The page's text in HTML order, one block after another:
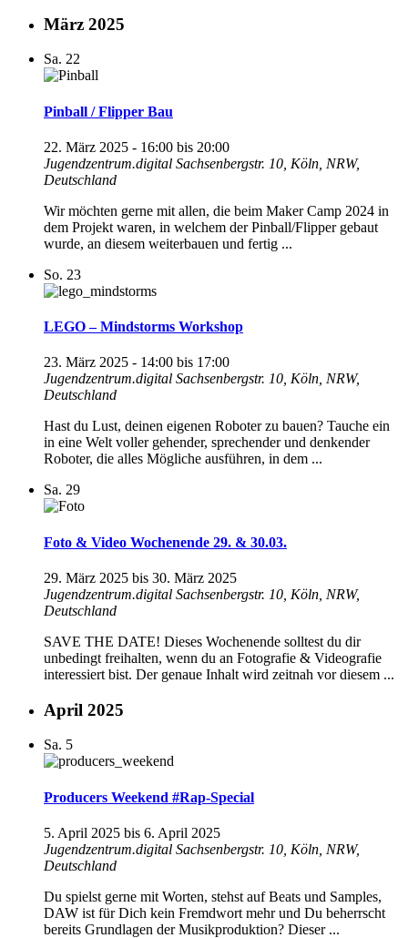
März 2025
Sa. 22
Pinball / Flipper Bau
22. März 2025 - 16:00 bis 20:00
Jugendzentrum.digital Sachsenbergstr. 10, Köln, NRW,
Deutschland
Wir möchten gerne mit allen, die beim Maker Camp 2024 in
dem Projekt waren, in welchem der Pinball/Flipper gebaut
wurde, an diesem weiterbauen und fertig ...
So. 23
LEGO – Mindstorms Workshop
23. März 2025 - 14:00 bis 17:00
Jugendzentrum.digital Sachsenbergstr. 10, Köln, NRW,
Deutschland
Hast du Lust, deinen eigenen Roboter zu bauen? Tauche ein
in eine Welt voller gehender, sprechender und denkender
Roboter, die alles Mögliche ausführen, in dem ...
Sa. 29
Foto & Video Wochenende 29. & 30.03.
29. März 2025 bis 30. März 2025
Jugendzentrum.digital Sachsenbergstr. 10, Köln, NRW,
Deutschland
SAVE THE DATE! Dieses Wochenende solltest du dir
unbedingt freihalten, wenn du an Fotografie & Videografie
interessiert bist. Der genaue Inhalt wird zeitnah vor diesem ...
April 2025
Sa. 5
Producers Weekend #Rap-Special
5. April 2025 bis 6. April 2025
Jugendzentrum.digital Sachsenbergstr. 10, Köln, NRW,
Deutschland
Du spielst gerne mit Worten, stehst auf Beats und Samples,
DAW ist für Dich kein Fremdwort mehr und Du beherrscht
bereits Grundlagen der Musikproduktion? Dieser ...